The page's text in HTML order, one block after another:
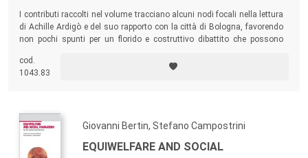
I contributi raccolti nel volume tracciano alcuni nodi focali nella lettura
di Achille Ardigò e del suo rapporto con la città di Bologna, favorendo
non pochi spunti per un florido e costruttivo dibattito che possono
trasversalmente in questo testo che la riflessione ardigoiana sul
welfare ha esercitato e continua ad esercitare a Bologna un’influenza
cod.
1043.83
Giovanni Bertin, Stefano Campostrini
EQUIWELFARE AND SOCIAL